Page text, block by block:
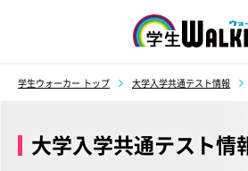
学生ウォーカー トップ 大学入学共通テスト情報
大学入学共通テスト情